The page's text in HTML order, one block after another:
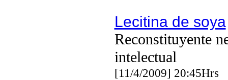
Lecitina de soya
Reconstituyente
intelectual
[11/4/2009] 20:45Hrs